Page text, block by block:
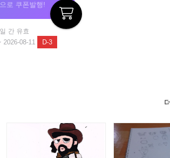
로 쿠폰발행!
간 유효
2026-08-11
D-3